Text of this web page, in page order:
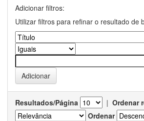
Adicionar filtros:
Utilizar filtros para refinar o resultado de
Resultados/Página | Ordenar
Ordenar